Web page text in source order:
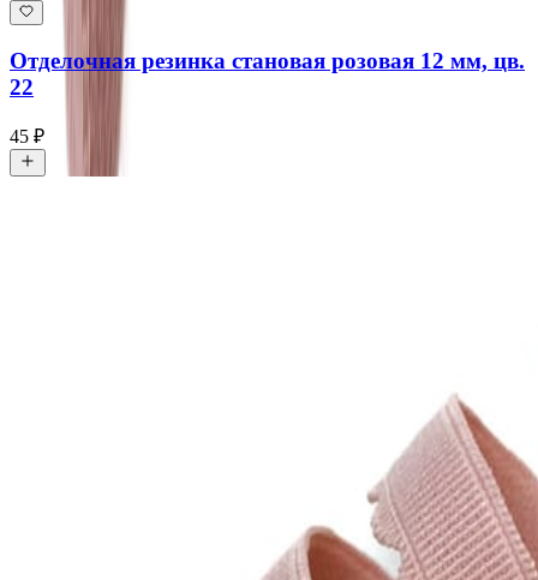
Отделочная резинка становая розовая 12 мм, цв.
22
45 ₽